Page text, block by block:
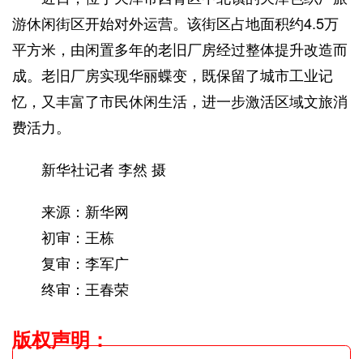
游休闲街区开始对外运营。该街区占地面积约4.5万
平方米，由闲置多年的老旧厂房经过整体提升改造而
成。老旧厂房实现华丽蝶变，既保留了城市工业记
忆，又丰富了市民休闲生活，进一步激活区域文旅消
费活力。
新华社记者 李然 摄
来源：新华网
初审：王栋
复审：李军广
终审：王春荣
版权声明：